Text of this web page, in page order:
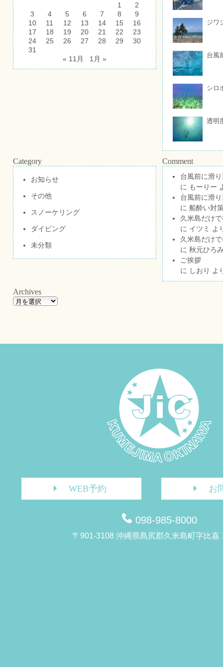
1
2
3
4 5 6 7 8
9
10
11 12 13 14 15
16
17
18 19 20 21 22
23
24
25 26 27 28 29
30
31
« 11月
1月 »
ジワ
台風
シロ
透明
Category
お知らせ
その他
スノーケリング
ダイビング
未分類
Comment
台風前に滑
に もーりー
台風前に滑
に 船酔い対
久米島だけ
に イツミ
よ
久米島だけ
に 秋元ひろ
ご挨拶
に しおり よ
Archives
WEB予約 お
098-985-8000
〒901-3108 沖縄県島尻郡久米島町字比嘉